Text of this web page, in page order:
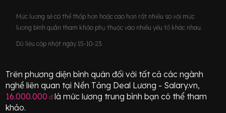
Mức lương sẽ có thể thấp hơn hoặc cao hơn rất nhiều so với mức
lương bình quân tham khảo phụ thuộc vào nhiều yếu tố khác nhau.
Dữ liệu cập nhật ngày 15-10-23.
Trên phương diện bình quân đối với tất cả các ngành
nghề liên quan tại Nền Tảng Deal Lương - Salary.vn,
16.000.000 đlà mức lương trung bình bạn có thể tham
khảo.